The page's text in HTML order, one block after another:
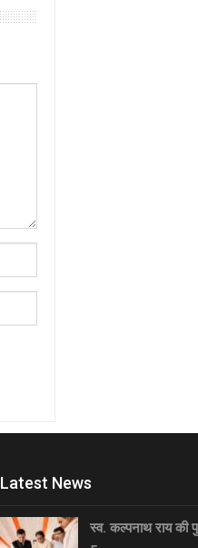
Latest News
स्व. कल्पनाथ राय की